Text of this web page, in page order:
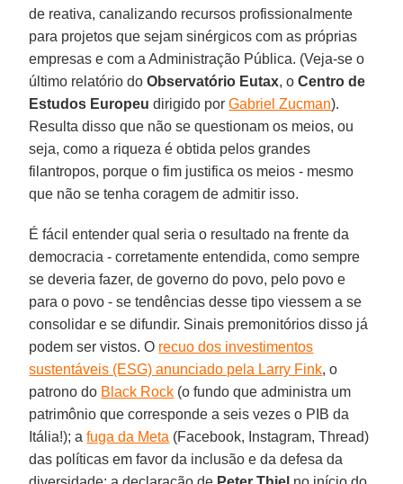
de reativa, canalizando recursos profissionalmente
para projetos que sejam sinérgicos com as próprias
empresas e com a Administração Pública. (Veja-se o
último relatório doObservatório Eutax, oCentro de
Estudos Europeu dirigido porGabriel Zucman).
Resulta disso que não se questionam os meios, ou
seja, como a riqueza é obtida pelos grandes
filantropos, porque o fim justifica os meios - mesmo
que não se tenha coragem de admitir isso.
É fácil entender qual seria o resultado na frente da
democracia - corretamente entendida, como sempre
se deveria fazer, de governo do povo, pelo povo e
para o povo - se tendências desse tipo viessem a se
consolidar e se difundir. Sinais premonitórios disso já
podem ser vistos. O recuo dos investimentos
sustentáveis (ESG) anunciado pela Larry Fink, o
patrono do Black Rock (o fundo que administra um
patrimônio que corresponde a seis vezes o PIB da
Itália!); afuga da Meta (Facebook, Instagram, Thread)
das políticas em favor da inclusão e da defesa da